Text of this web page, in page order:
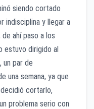
siendo cortado
indisciplina y llegar a
ahí paso a los
estuvo dirigido al
un par de
una semana, ya que
cortarlo,
problema serio con